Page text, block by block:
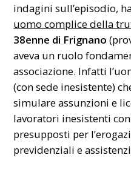
indagini sull’episodio,
uomo complice della
38enne di Frignano
aveva un ruolo
associazione. Infatti
(con sede inesistente)
simulare assunzioni e
lavoratori inesistenti
presupposti per
previdenziali e